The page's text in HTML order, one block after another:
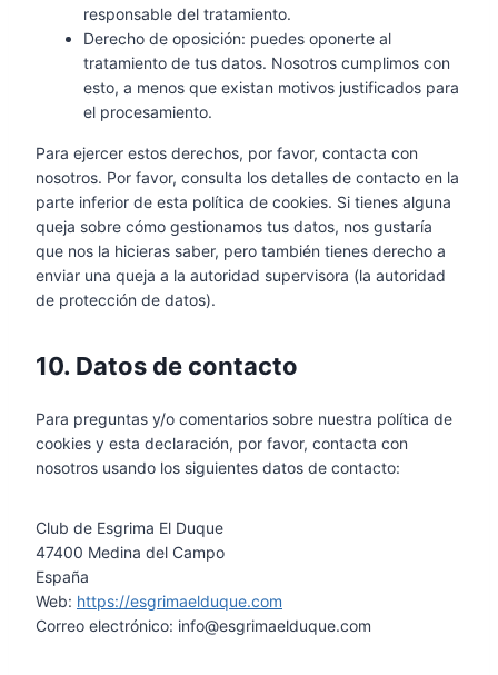
responsable del tratamiento.
Derecho de oposición: puedes oponerte al
tratamiento de tus datos. Nosotros cumplimos con
esto, a menos que existan motivos justificados para
el procesamiento.
Para ejercer estos derechos, por favor, contacta con
nosotros. Por favor, consulta los detalles de contacto en la
parte inferior de esta política de cookies. Si tienes alguna
queja sobre cómo gestionamos tus datos, nos gustaría
que nos la hicieras saber, pero también tienes derecho a
enviar una queja a la autoridad supervisora (la autoridad
de protección de datos).
10. Datos de contacto
Para preguntas y/o comentarios sobre nuestra política de
cookies y esta declaración, por favor, contacta con
nosotros usando los siguientes datos de contacto:
Club de Esgrima El Duque
47400 Medina del Campo
España
Web: https://esgrimaelduque.com
Correo electrónico: info@esgrimaelduque.com